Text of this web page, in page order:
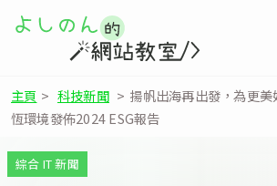
主頁 > 科技新聞 > 揚帆出海再出發，為更
恆環境發佈2024 ESG報告
綜合 IT 新聞